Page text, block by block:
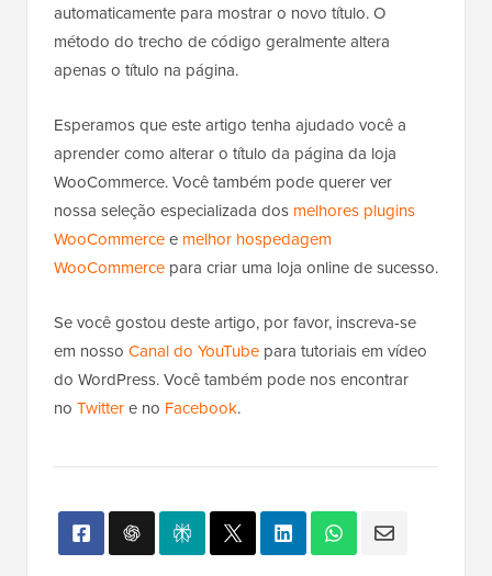
automaticamente para mostrar o novo título. O
método do trecho de código geralmente altera
apenas o título na página.
Esperamos que este artigo tenha ajudado você a
aprender como alterar o título da página da loja
WooCommerce. Você também pode querer ver
nossa seleção especializada dos melhores plugins
WooCommercee melhor hospedagem
WooCommerce para criar uma loja online de sucesso.
Se você gostou deste artigo, por favor, inscreva-se
em nosso Canal do YouTube para tutoriais em vídeo
do WordPress. Você também pode nos encontrar
no Twittere no Facebook.